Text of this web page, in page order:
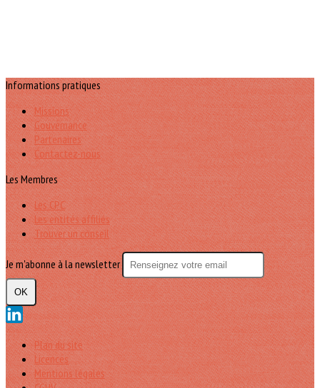
Informations pratiques
Missions
Gouvernance
Partenaires
Contactez-nous
Les Membres
Les CPC
Les entités affiliés
Trouver un conseil
Je m'abonne à la newsletter
OK
Plan du site
Licences
Mentions légales